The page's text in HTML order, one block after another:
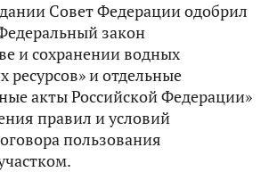
Совет Федерации одобрил
закон
и сохранении водных
ресурсов» и отдельные
акты Российской Федерации»
правил и условий
пользования